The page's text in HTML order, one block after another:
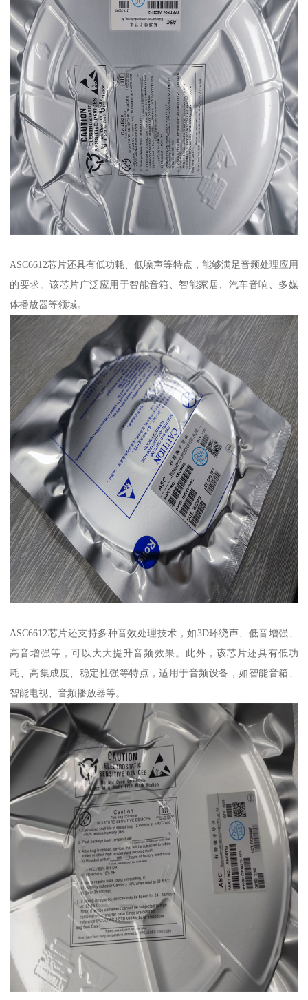
ASC6612芯片还具有低功耗、低噪声等特点，能够满足音频处理应用
的要求。该芯片广泛应用于智能音箱、智能家居、汽车音响、多媒
体播放器等领域。
ASC6612芯片还支持多种音效处理技术，如3D环绕声、低音增强、
高音增强等，可以大大提升音频效果。此外，该芯片还具有低功
耗、高集成度、稳定性强等特点，适用于音频设备，如智能音箱、
智能电视、音频播放器等。